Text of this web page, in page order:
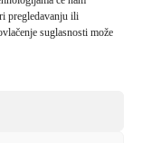
pregledavanju ili
suglasnosti može